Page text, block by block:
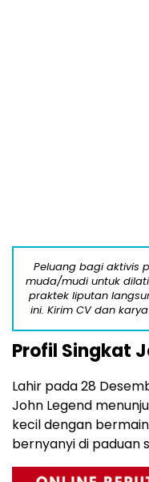
Peluang bagi aktivis
muda/mudi untuk
praktek liputan
ini. Kirim CV dan
Profil Singkat
Lahir pada 28
John Legend
kecil dengan
bernyanyi di paduan